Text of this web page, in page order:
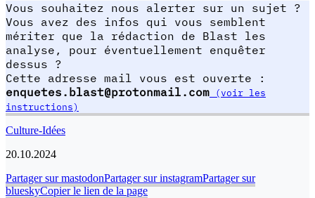
Vous souhaitez nous alerter sur un sujet ?
Vous avez des infos qui vous semblent
mériter que la rédaction de Blast les
analyse, pour éventuellement enquêter
dessus ?
Cette adresse mail vous est ouverte :
enquetes.blast@protonmail.com (voir les
instructions)
Culture-Idées
20.10.2024
Partager sur mastodonPartager sur instagramPartager sur
blueskyCopier le lien de la page